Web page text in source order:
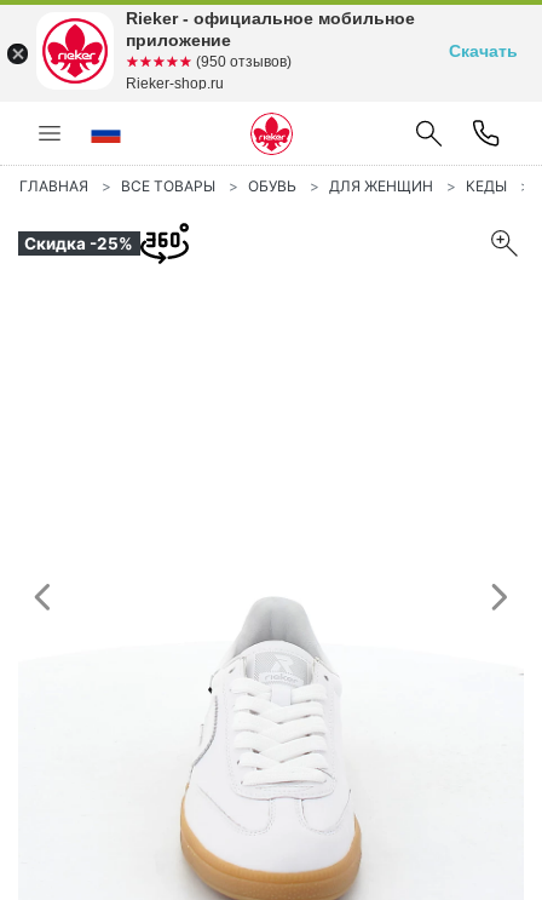
ГЛАВНАЯ ВСЕ ТОВАРЫ ОБУВЬ ДЛЯ ЖЕНЩИН КЕДЫ
Скидка -25%
Предыдущий
Rieker - официальное мобильное
приложение
☆☆☆☆☆
★★★★★ (950 отзывов)
Rieker-shop.ru
Скачать